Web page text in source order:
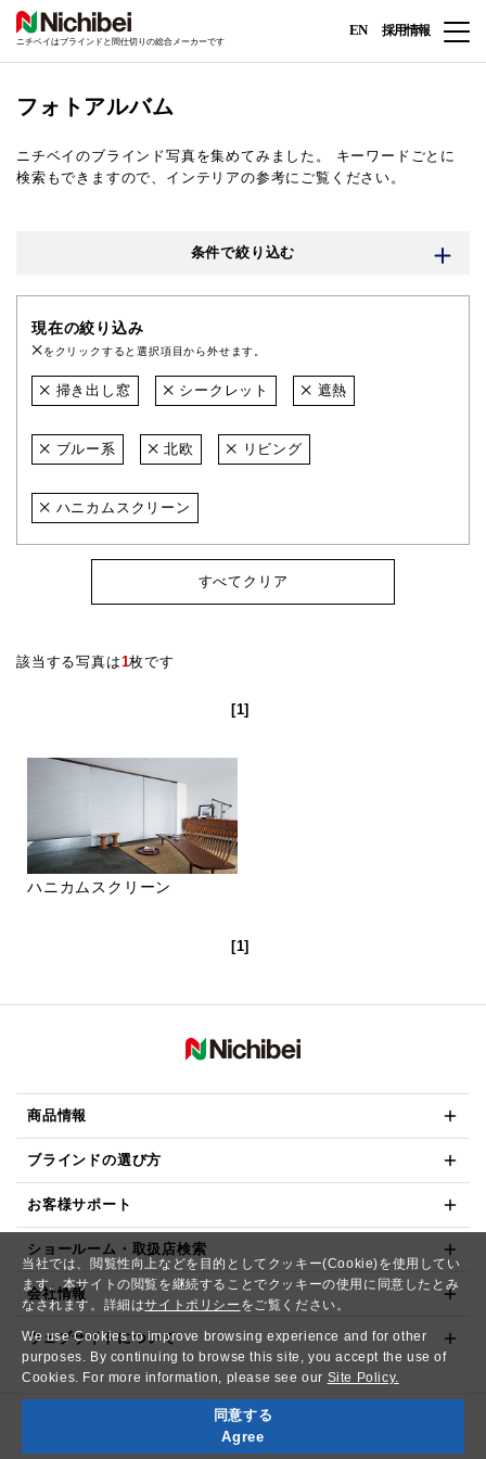
当社では、閲覧性向上などを目的としてクッキー(Cookie)を使用してい
ます。本サイトの閲覧を継続することでクッキーの使用に同意したとみ
なされます。詳細はサイトポリシー をご覧ください。
We use Cookies to improve browsing experience and for other
purposes. By continuing to browse this site, you accept the use of
Cookies. For more information, please see our Site Policy.
同意する
Agree
ニチベイはブラインドと間仕切りの総合メーカーです
EN 採用情報
フォトアルバム
ニチベイのブラインド写真を集めてみました。
キーワードごとに
検索もできますので、インテリアの参考にご覧ください。
条件で絞り込む
現在の絞り込み
をクリックすると選択項目から外せます。
掃き出し窓 シークレット 遮熱
ブルー系 北欧 リビング
ハニカムスクリーン
すべてクリア
該当する写真は1枚です
[1]
ハニカムスクリーン
[1]
商品情報
ブラインドの選び方
お客様サポート
ショールーム・取扱店検索
会社情報
ウェブサイトについて
Copyright© NICHIBEI CO.,LTD. All Rights Reserved.